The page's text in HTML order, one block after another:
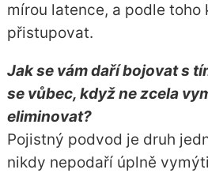
mírou latence, a podle
přistupovat.
Jak se vám daří bojovat s
se vůbec, když ne zcela
eliminovat?
Pojistný podvod je druh
nikdy nepodaří úplně